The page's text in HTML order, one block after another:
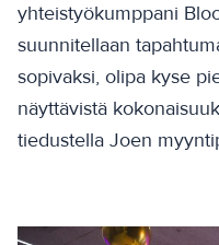
yhteistyökumppani
suunnitellaan
sopivaksi, olipa kyse
näyttävistä
tiedustella Joen